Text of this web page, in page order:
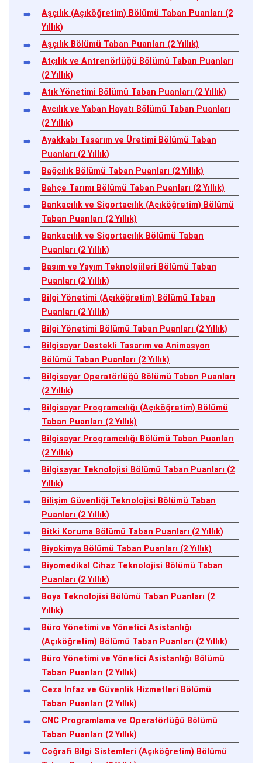
Aşçılık (Açıköğretim) Bölümü Taban Puanları (2
Yıllık)
Aşçılık Bölümü Taban Puanları (2 Yıllık)
Atçılık ve Antrenörlüğü Bölümü Taban Puanları
(2 Yıllık)
Atık Yönetimi Bölümü Taban Puanları (2 Yıllık)
Avcılık ve Yaban Hayatı Bölümü Taban Puanları
(2 Yıllık)
Ayakkabı Tasarım ve Üretimi Bölümü Taban
Puanları (2 Yıllık)
Bağcılık Bölümü Taban Puanları (2 Yıllık)
Bahçe Tarımı Bölümü Taban Puanları (2 Yıllık)
Bankacılık ve Sigortacılık (Açıköğretim) Bölümü
Taban Puanları (2 Yıllık)
Bankacılık ve Sigortacılık Bölümü Taban
Puanları (2 Yıllık)
Basım ve Yayım Teknolojileri Bölümü Taban
Puanları (2 Yıllık)
Bilgi Yönetimi (Açıköğretim) Bölümü Taban
Puanları (2 Yıllık)
Bilgi Yönetimi Bölümü Taban Puanları (2 Yıllık)
Bilgisayar Destekli Tasarım ve Animasyon
Bölümü Taban Puanları (2 Yıllık)
Bilgisayar Operatörlüğü Bölümü Taban Puanları
(2 Yıllık)
Bilgisayar Programcılığı (Açıköğretim) Bölümü
Taban Puanları (2 Yıllık)
Bilgisayar Programcılığı Bölümü Taban Puanları
(2 Yıllık)
Bilgisayar Teknolojisi Bölümü Taban Puanları (2
Yıllık)
Bilişim Güvenliği Teknolojisi Bölümü Taban
Puanları (2 Yıllık)
Bitki Koruma Bölümü Taban Puanları (2 Yıllık)
Biyokimya Bölümü Taban Puanları (2 Yıllık)
Biyomedikal Cihaz Teknolojisi Bölümü Taban
Puanları (2 Yıllık)
Boya Teknolojisi Bölümü Taban Puanları (2
Yıllık)
Büro Yönetimi ve Yönetici Asistanlığı
(Açıköğretim) Bölümü Taban Puanları (2 Yıllık)
Büro Yönetimi ve Yönetici Asistanlığı Bölümü
Taban Puanları (2 Yıllık)
Ceza İnfaz ve Güvenlik Hizmetleri Bölümü
Taban Puanları (2 Yıllık)
CNC Programlama ve Operatörlüğü Bölümü
Taban Puanları (2 Yıllık)
Coğrafi Bilgi Sistemleri (Açıköğretim) Bölümü